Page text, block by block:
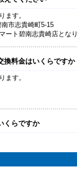
ます。
市志貴崎町5-15
ート碧南志貴崎店となり
換料金はいくらですか
ます。
くらですか